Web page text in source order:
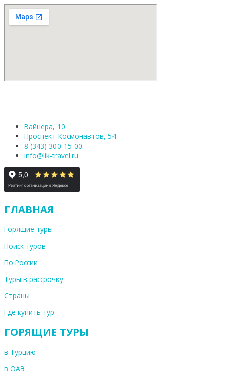
Вайнера, 10
Проспект Космонавтов, 54
8 (343) 300-15-00
info@lik-travel.ru
ГЛАВНАЯ
Горящие туры
Поиск туров
По России
Туры в рассрочку
Страны
Где купить тур
ГОРЯЩИЕ ТУРЫ
в Турцию
в ОАЭ